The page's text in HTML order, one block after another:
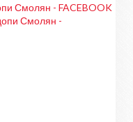
Смолян - FACEBOOK
Смолян -